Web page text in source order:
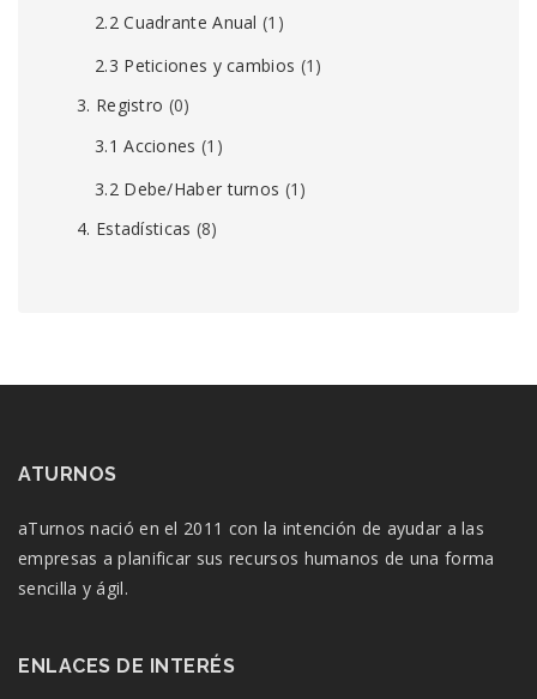
2.2 Cuadrante Anual (1)
2.3 Peticiones y cambios (1)
3. Registro (0)
3.1 Acciones (1)
3.2 Debe/Haber turnos (1)
4. Estadísticas (8)
ATURNOS
aTurnos nació en el 2011 con la intención de ayudar a las
empresas a planificar sus recursos humanos de una forma
sencilla y ágil.
ENLACES DE INTERÉS